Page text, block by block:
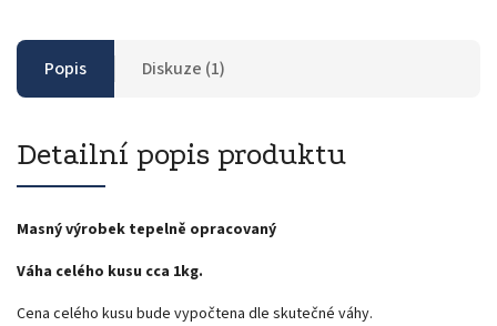
Popis Diskuze (1)
Detailní popis produktu
Masný výrobek tepelně opracovaný
Váha celého kusu cca 1kg.
Cena celého kusu bude vypočtena dle skutečné váhy.